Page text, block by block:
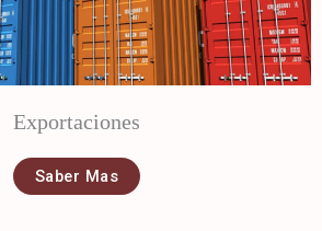
Exportaciones
Saber Mas